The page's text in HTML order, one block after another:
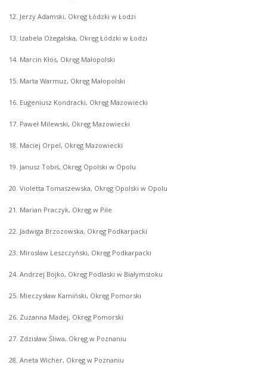
12. Jerzy Adamski, Okręg Łódzki w Łodzi
13. Izabela Ożegalska, Okręg Łódzki w Łodzi
14. Marcin Kłos, Okręg Małopolski
15. Marta Warmuz, Okręg Małopolski
16. Eugeniusz Kondracki, Okręg Mazowiecki
17. Paweł Milewski, Okręg Mazowiecki
18. Maciej Orpel, Okręg Mazowiecki
19. Janusz Tobiś, Okręg Opolski w Opolu
20. Violetta Tomaszewska, Okręg Opolski w Opolu
21. Marian Praczyk, Okręg w Pile
22. Jadwiga Brzozowska, Okręg Podkarpacki
23. Mirosław Leszczyński, Okręg Podkarpacki
24. Andrzej Bojko, Okręg Podlaski w Białymstoku
25. Mieczysław Kamiński, Okręg Pomorski
26. Zuzanna Madej, Okręg Pomorski
27. Zdzisław Śliwa, Okręg w Poznaniu
28. Aneta Wicher, Okręg w Poznaniu